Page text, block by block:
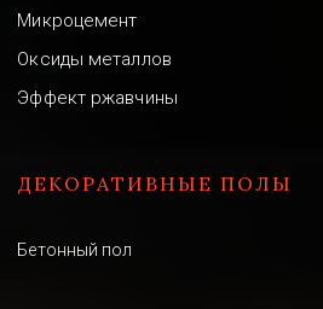
Микроцемент
Оксиды металлов
Эффект ржавчины
ДЕКОРАТИВНЫЕ ПОЛЫ
Бетонный пол